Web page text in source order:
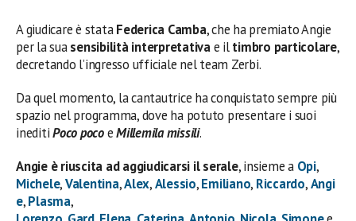
A giudicare è stataFederica Camba, che ha premiato Angie
per la suasensibilità interpretativae iltimbro particolare,
decretando l’ingresso ufficiale nel team Zerbi.
Da quel momento, la cantautrice ha conquistato sempre più
spazio nel programma, dove ha potuto presentare i suoi
ineditiPoco pocoeMillemila missili.
Angie è riuscita ad aggiudicarsi il serale, insieme a Opi,
Michele,Valentina,Alex,Alessio,Emiliano, Riccardo,Angi
e,Plasma,